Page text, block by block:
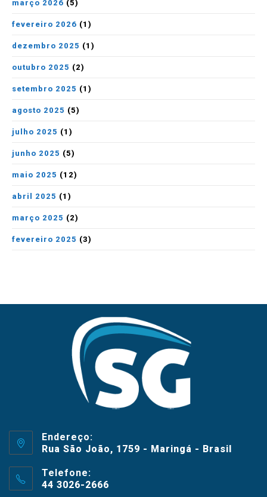
março 2026 (5)
fevereiro 2026 (1)
dezembro 2025 (1)
outubro 2025 (2)
setembro 2025 (1)
agosto 2025 (5)
julho 2025 (1)
junho 2025 (5)
maio 2025 (12)
abril 2025 (1)
março 2025 (2)
fevereiro 2025 (3)
Endereço:
Rua São João, 1759 - Maringá - Brasil
Telefone:
44 3026-2666